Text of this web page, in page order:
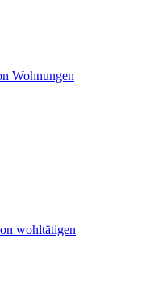
Wohnungen
wohltätigen